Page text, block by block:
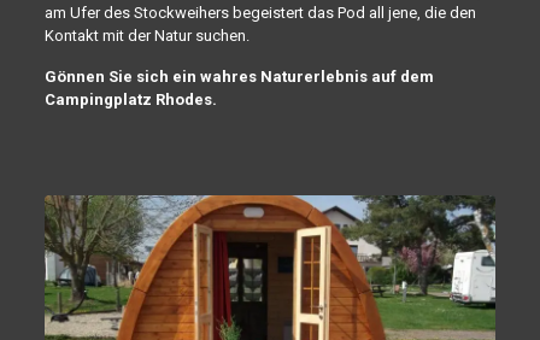
am Ufer des Stockweihers begeistert das Pod all jene, die den
Kontakt mit der Natur suchen.
Gönnen Sie sich ein wahres Naturerlebnis auf dem
Campingplatz Rhodes.